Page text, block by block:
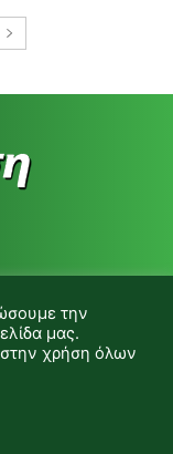
την
μας.
στην χρήση όλων